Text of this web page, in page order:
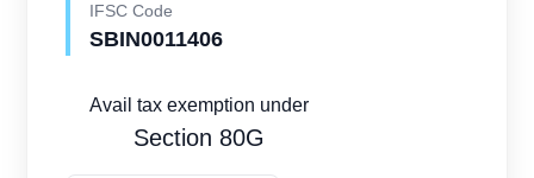
IFSC Code
SBIN0011406
Avail tax exemption under
Section 80G